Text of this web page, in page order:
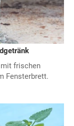
frischen
Fensterbrett.